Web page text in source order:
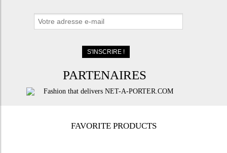
PARTENAIRES
FAVORITE PRODUCTS